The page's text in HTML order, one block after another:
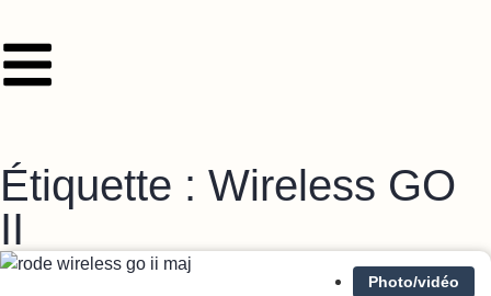
Étiquette : Wireless GO
II
Photo/vidéo